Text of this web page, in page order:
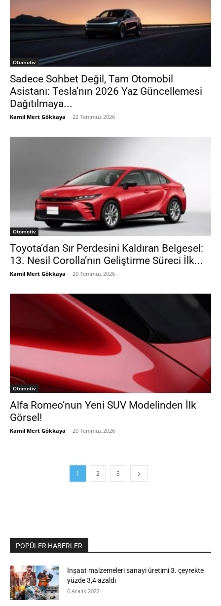
Otomotiv
Sadece Sohbet Değil, Tam Otomobil
Asistanı: Tesla’nın 2026 Yaz Güncellemesi
Dağıtılmaya...
Kamil Mert Gökkaya - 22 Temmuz 2026
Otomotiv
Toyota’dan Sır Perdesini Kaldıran Belgesel:
13. Nesil Corolla’nın Geliştirme Süreci İlk...
Kamil Mert Gökkaya - 20 Temmuz 2026
Otomotiv
Alfa Romeo’nun Yeni SUV Modelinden İlk
Görsel!
Kamil Mert Gökkaya - 20 Temmuz 2026
1 2 3
POPÜLER HABERLER
İnşaat malzemeleri sanayi üretimi 3. çeyrekte
yüzde 3,4 azaldı
6 Aralık 2022